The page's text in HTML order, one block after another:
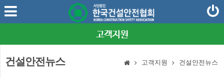
고객지원
건설안전뉴스 고객지원 건설안전뉴스